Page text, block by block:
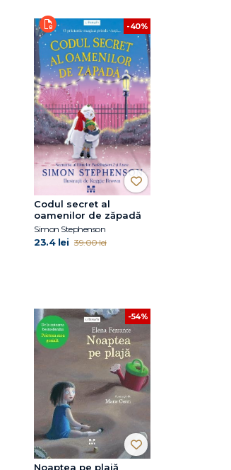
-40%
Codul secret al
oamenilor de zăpadă
Simon Stephenson
23.4 lei 39.00 lei
-54%
Noaptea pe plajă